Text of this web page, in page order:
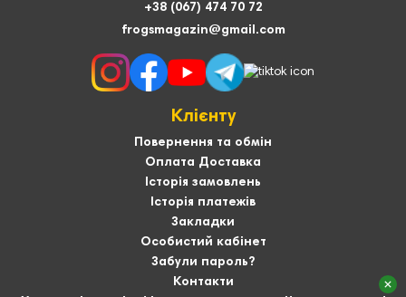
+38 (067) 474 70 72
frogsmagazin@gmail.com
Клієнту
Повернення та обмін
Оплата Доставка
Історія замовлень
Історія платежів
Закладки
Особистий кабінет
Забули пароль?
Контакти